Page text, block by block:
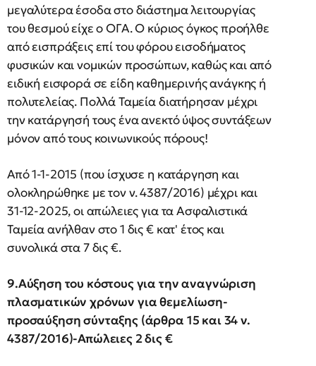
μεγαλύτερα έσοδα στο διάστημα λειτουργίας
του θεσμού είχε ο ΟΓΑ. Ο κύριος όγκος προήλθε
από εισπράξεις επί του φόρου εισοδήματος
φυσικών και νομικών προσώπων, καθώς και από
ειδική εισφορά σε είδη καθημερινής ανάγκης ή
πολυτελείας. Πολλά Ταμεία διατήρησαν μέχρι
την κατάργησή τους ένα ανεκτό ύψος συντάξεων
μόνον από τους κοινωνικούς πόρους!
Από 1-1-2015 (που ίσχυσε η κατάργηση και
ολοκληρώθηκε με τον ν. 4387/2016) μέχρι και
31-12-2025, οι απώλειες για τα Ασφαλιστικά
Ταμεία ανήλθαν στο 1 δις € κατ' έτος και
συνολικά στα 7 δις €.
9.Αύξηση του κόστους για την αναγνώριση
πλασματικών χρόνων για θεμελίωση-
προσαύξηση σύνταξης (άρθρα 15 και 34 ν.
4387/2016)-Απώλειες 2 δις €